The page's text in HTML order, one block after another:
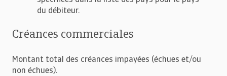
du débiteur.
Créances commerciales
Montant total des créances impayées (échues et/ou
non échues).